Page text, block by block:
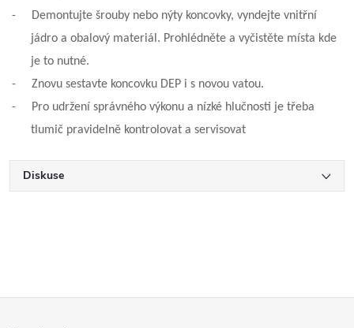
-
Demontujte šrouby nebo nýty koncovky, vyndejte vnitřní
jádro a obalový materiál. Prohlédněte a vyčistěte místa kde
je to nutné.
-
Znovu sestavte koncovku DEP i s novou vatou.
-
Pro udržení správného výkonu a nízké hlučnosti je třeba
tlumič pravidelně kontrolovat a servisovat
Diskuse